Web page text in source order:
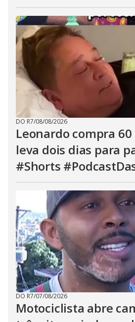
DO R7/08/08/2026
Leonardo compra 60
leva dois dias para
#Shorts
DO R7/07/08/2026
Motociclista abre